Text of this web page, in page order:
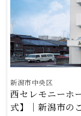
新潟市中央区
西セレモニーホ
式】｜新潟市の